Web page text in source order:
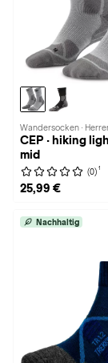
Wandersocken ·
CEP · hiking
mid
(0) 1
25,99 €
Nachhaltig